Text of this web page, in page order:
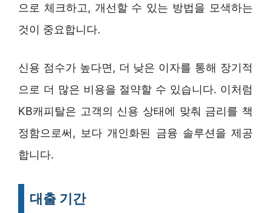
으로 체크하고, 개선할 수 있는 방법을 모색하는
것이 중요합니다.
신용 점수가 높다면, 더 낮은 이자를 통해 장기적
으로 더 많은 비용을 절약할 수 있습니다. 이처럼
KB캐피탈은 고객의 신용 상태에 맞춰 금리를 책
정함으로써, 보다 개인화된 금융 솔루션을 제공
합니다.
대출 기간